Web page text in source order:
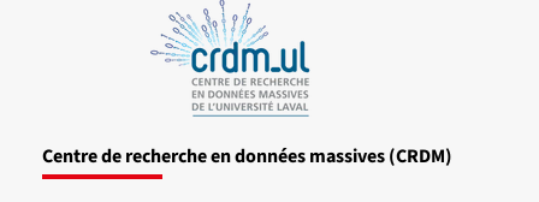
Centre de recherche en données massives (CRDM)